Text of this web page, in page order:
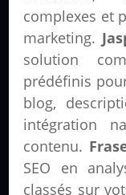
complexes et
marketing.
solution
prédéfinis
blog,
intégration
contenu.
SEO en
classés sur